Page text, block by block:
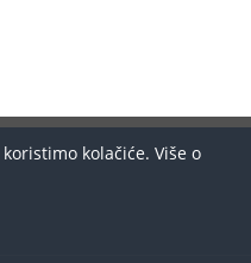
kolačiće. Više o